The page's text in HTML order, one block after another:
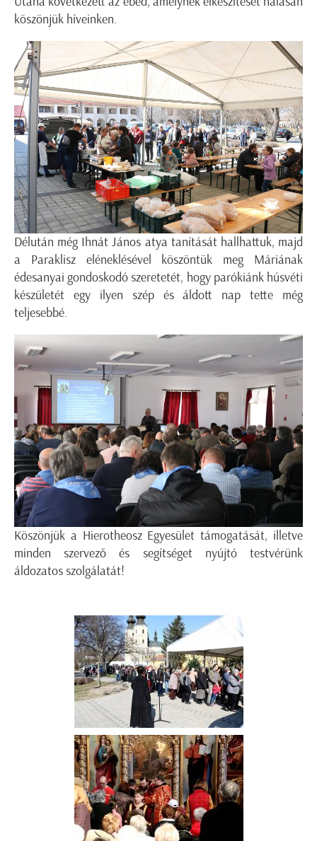
köszönjük híveinken.
Délután még Ihnát János atya tanítását hallhattuk, majd
a Paraklisz eléneklésével köszöntük meg Máriának
édesanyai gondoskodó szeretetét, hogy parókiánk húsvéti
készületét egy ilyen szép és áldott nap tette még
teljesebbé.
Köszönjük a Hierotheosz Egyesület támogatását, illetve
minden szervező és segítséget nyújtó testvérünk
áldozatos szolgálatát!